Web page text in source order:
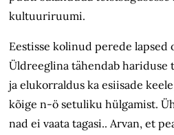
kultuuriruumi.
Eestisse kolinud perede lapsed
Üldreeglina tähendab
ja elukorraldus ka esiisade
kõige n-ö setuliku hülgamist.
nad ei vaata tagasi.. Arvan, et